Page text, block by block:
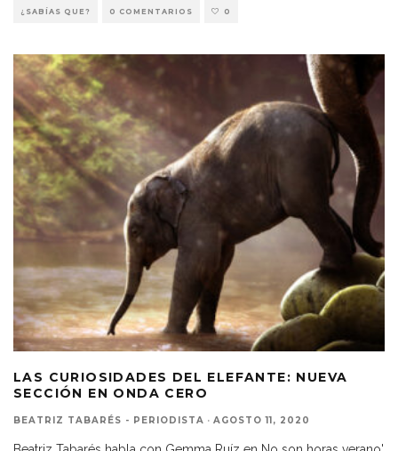
¿SABÍAS QUE? 0 COMENTARIOS 0
LAS CURIOSIDADES DEL ELEFANTE: NUEVA
SECCIÓN EN ONDA CERO
BEATRIZ TABARÉS - PERIODISTA · AGOSTO 11, 2020